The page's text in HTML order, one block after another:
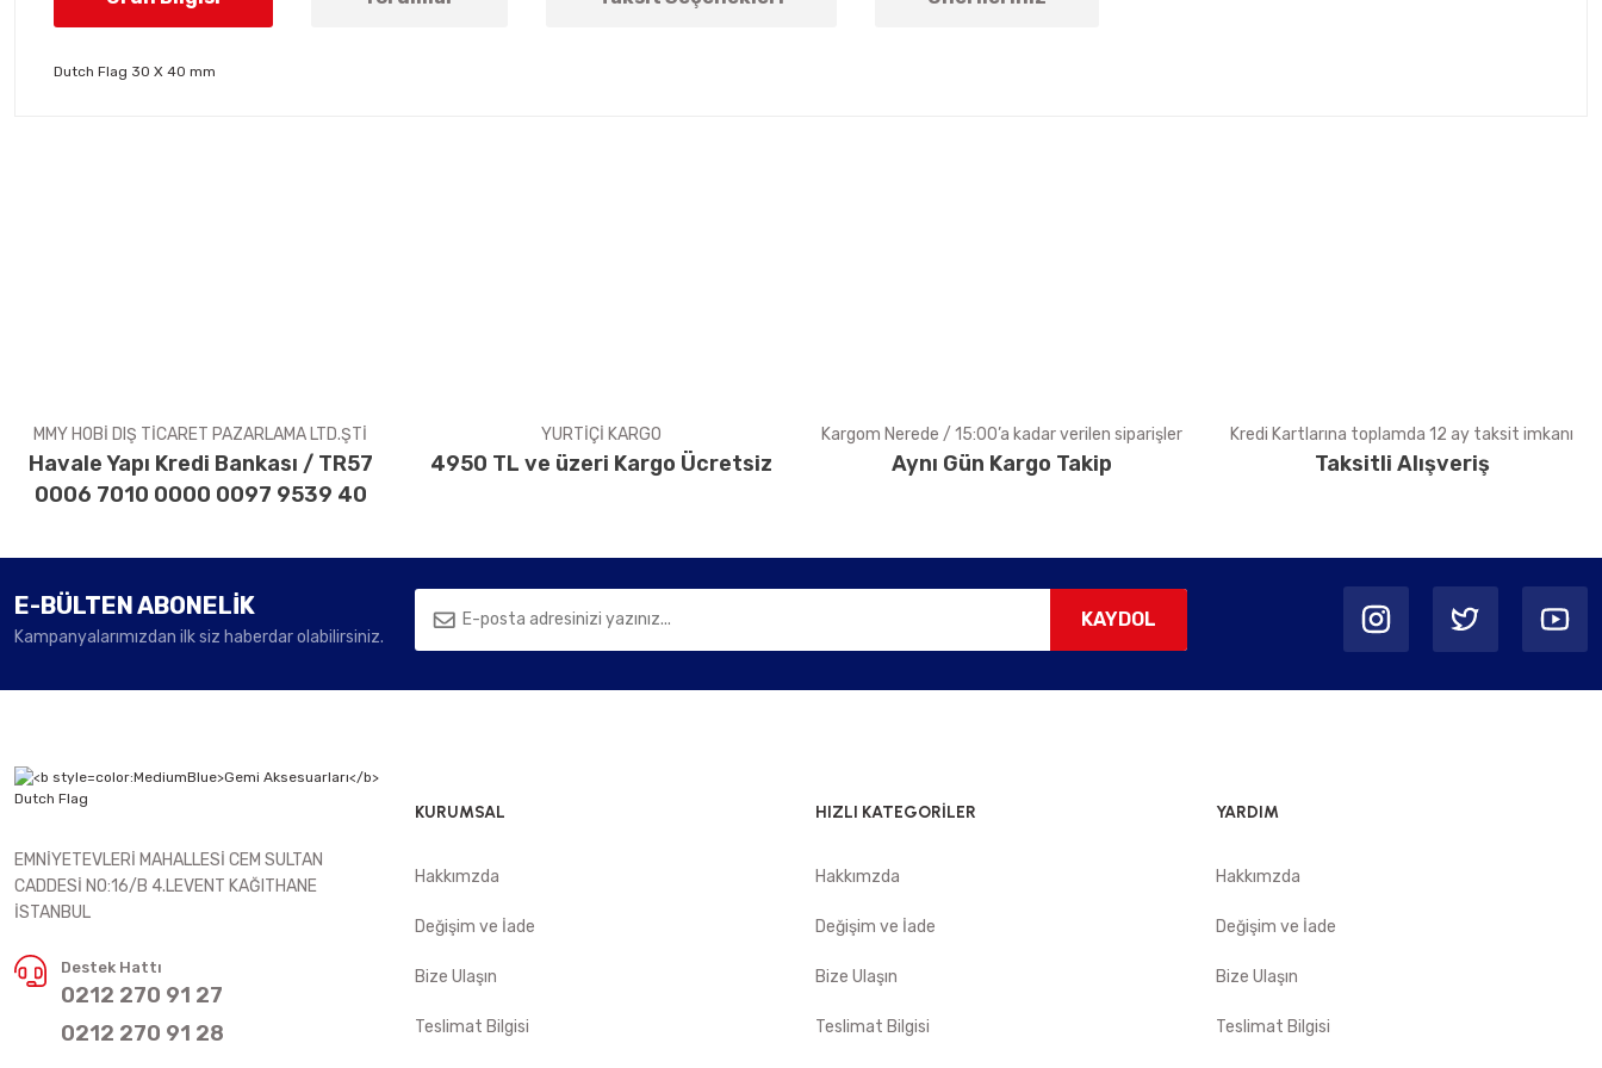
Dutch Flag 30 X 40 mm
MMY HOBİ DIŞ TİCARET PAZARLAMA LTD.ŞTİ
Havale Yapı Kredi Bankası / TR57
0006 7010 0000 0097 9539 40
YURTİÇİ KARGO
4950 TL ve üzeri Kargo Ücretsiz
Kargom Nerede / 15:00’a kadar verilen siparişler
Aynı Gün Kargo Takip
Kredi Kartlarına toplamda 12 ay taksit imkanı
Taksitli Alışveriş
E-BÜLTEN ABONELİK
Kampanyalarımızdan ilk siz haberdar olabilirsiniz.
KAYDOL
EMNİYETEVLERİ MAHALLESİ CEM SULTAN
CADDESİ NO:16/B 4.LEVENT KAĞITHANE
İSTANBUL
Destek Hattı
0212 270 91 27
0212 270 91 28
KURUMSAL
Hakkımzda
Değişim ve İade
Bize Ulaşın
Teslimat Bilgisi
HIZLI KATEGORİLER
Hakkımzda
Değişim ve İade
Bize Ulaşın
Teslimat Bilgisi
YARDIM
Hakkımzda
Değişim ve İade
Bize Ulaşın
Teslimat Bilgisi